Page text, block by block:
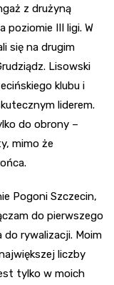
z drużyną
poziomie III ligi. W
się na drugim
Lisowski
klubu i
liderem.
do obrony –
mimo że
Pogoni Szczecin,
do pierwszego
do rywalizacji. Moim
liczby
tylko w moich